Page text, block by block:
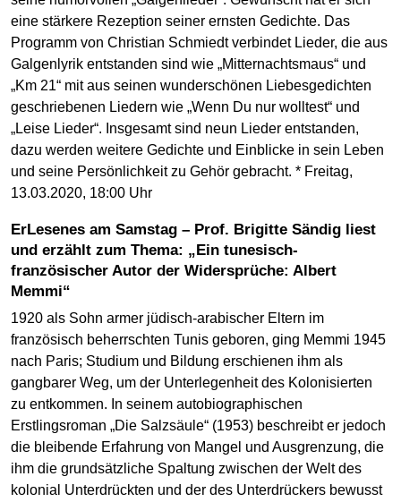
eine stärkere Rezeption seiner ernsten Gedichte. Das
Programm von Christian Schmiedt verbindet Lieder, die aus
Galgenlyrik entstanden sind wie „Mitternachtsmaus“ und
„Km 21“ mit aus seinen wunderschönen Liebesgedichten
geschriebenen Liedern wie „Wenn Du nur wolltest“ und
„Leise Lieder“. Insgesamt sind neun Lieder entstanden,
dazu werden weitere Gedichte und Einblicke in sein Leben
und seine Persönlichkeit zu Gehör gebracht. * Freitag,
13.03.2020, 18:00 Uhr
ErLesenes am Samstag – Prof. Brigitte Sändig liest
und erzählt zum Thema: „Ein tunesisch-
französischer Autor der Widersprüche: Albert
Memmi“
1920 als Sohn armer jüdisch-arabischer Eltern im
französisch beherrschten Tunis geboren, ging Memmi 1945
nach Paris; Studium und Bildung erschienen ihm als
gangbarer Weg, um der Unterlegenheit des Kolonisierten
zu entkommen. In seinem autobiographischen
Erstlingsroman „Die Salzsäule“ (1953) beschreibt er jedoch
die bleibende Erfahrung von Mangel und Ausgrenzung, die
ihm die grundsätzliche Spaltung zwischen der Welt des
kolonial Unterdrückten und der des Unterdrückers bewusst